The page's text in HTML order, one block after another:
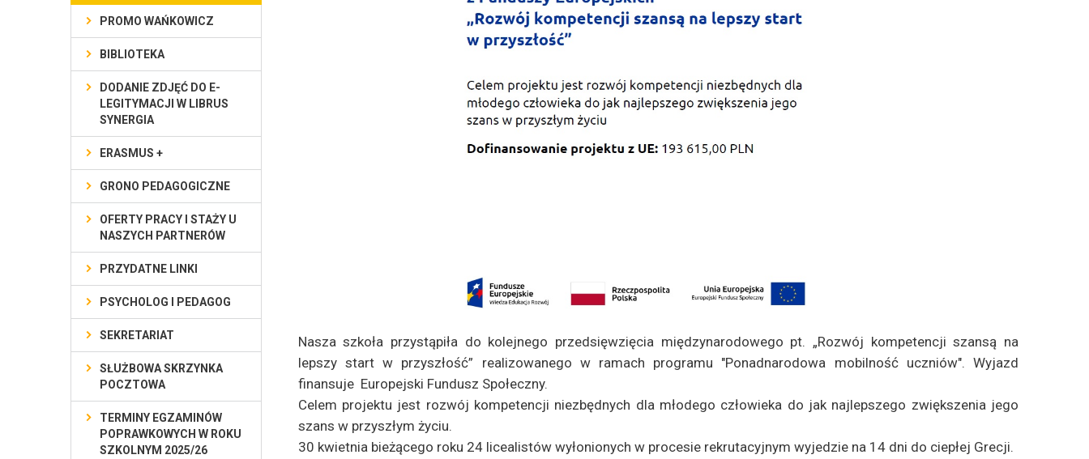
Nasza szkoła przystąpiła do kolejnego przedsięwzięcia międzynarodowego pt. „Rozwój kompetencji szansą na
lepszy start w przyszłość” realizowanego w ramach programu "Ponadnarodowa mobilność uczniów". Wyjazd
finansuje Europejski Fundusz Społeczny.
Celem projektu jest rozwój kompetencji niezbędnych dla młodego człowieka do jak najlepszego zwiększenia jego
szans w przyszłym życiu.
30 kwietnia bieżącego roku 24 licealistów wyłonionych w procesie rekrutacyjnym wyjedzie na 14 dni do ciepłej Grecji.
PROMO WAŃKOWICZ
BIBLIOTEKA
DODANIE ZDJĘĆ DO E-
LEGITYMACJI W LIBRUS
SYNERGIA
ERASMUS +
GRONO PEDAGOGICZNE
OFERTY PRACY I STAŻY U
NASZYCH PARTNERÓW
PRZYDATNE LINKI
PSYCHOLOG I PEDAGOG
SEKRETARIAT
SŁUŻBOWA SKRZYNKA
POCZTOWA
TERMINY EGZAMINÓW
POPRAWKOWYCH W ROKU
SZKOLNYM 2025/26